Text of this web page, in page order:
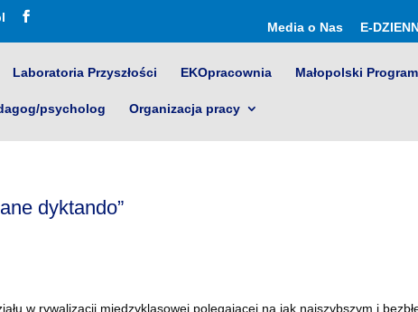
Media o Nas E-
Laboratoria Przyszłości EKOpracownia Małopolski
psycholog Organizacja pracy
dyktando”
w rywalizacji międzyklasowej polegającej na jak najszybszym i